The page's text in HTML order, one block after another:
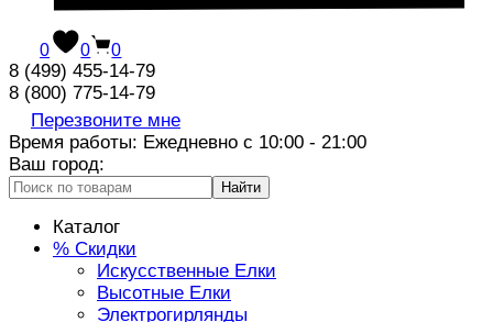
0 0 0
8 (499) 455-14-79
8 (800) 775-14-79
Перезвоните мне
Время работы: Ежедневно с 10:00 - 21:00
Ваш город:
Найти
Каталог
% Скидки
Искусственные Елки
Высотные Елки
Электрогирлянды